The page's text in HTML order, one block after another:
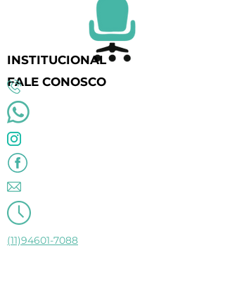
FALE CONOSCO
INSTITUCIONAL
(11)94601-7088